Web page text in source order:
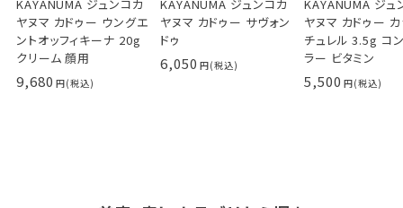
KAYANUMA ジュンコカ
ヤヌマ カドゥー ウングエ
ントオッフィキーナ 20g
クリーム 顔用
9,680
KAYANUMA ジュンコカ
ヤヌマ カドゥー サヴォン
ドゥ
6,050
KAYANUMA ジュ
ヤヌマ カドゥー
チュレル 3.5g コ
ラー ビタミン
5,500